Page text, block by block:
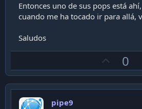
Entonces uno de sus pops está
cuando me ha tocado ir para allá,
Saludos
p
v
0
pipe9